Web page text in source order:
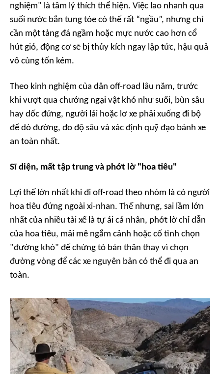
nghiệm" là tâm lý thích thể hiện. Việc lao nhanh qua
suối nước bắn tung tóe có thể rất “ngầu”, nhưng chỉ
cần một tảng đá ngầm hoặc mực nước cao hơn cổ
hút gió, động cơ sẽ bị thủy kích ngay lập tức, hậu quả
vô cùng tốn kém.
Theo kinh nghiệm của dân off-road lâu năm, trước
khi vượt qua chướng ngại vật khó như suối, bùn sâu
hay dốc đứng, người lái hoặc lơ xe phải xuống đi bộ
để dò đường, đo độ sâu và xác định quỹ đạo bánh xe
an toàn nhất.
Sĩ diện, mất tập trung và phớt lờ "hoa tiêu"
Lợi thế lớn nhất khi đi off-road theo nhóm là có người
hoa tiêu đứng ngoài xi-nhan. Thế nhưng, sai lầm lớn
nhất của nhiều tài xế là tự ái cá nhân, phớt lờ chỉ dẫn
của hoa tiêu, mải mê ngắm cảnh hoặc cố tình chọn
"đường khó" để chứng tỏ bản thân thay vì chọn
đường vòng để các xe nguyên bản có thể đi qua an
toàn.